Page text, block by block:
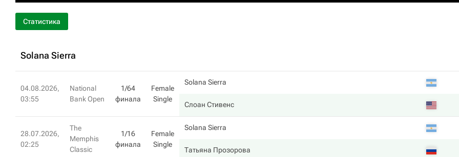
Статистика
Solana Sierra
04.08.2026,
03:55
National
Bank Open
1/64
финала
Female
Single
Solana Sierra
Слоан Стивенс
28.07.2026,
02:25
The
Memphis
Classic
1/16
финала
Female
Single
Solana Sierra
Татьяна Прозорова